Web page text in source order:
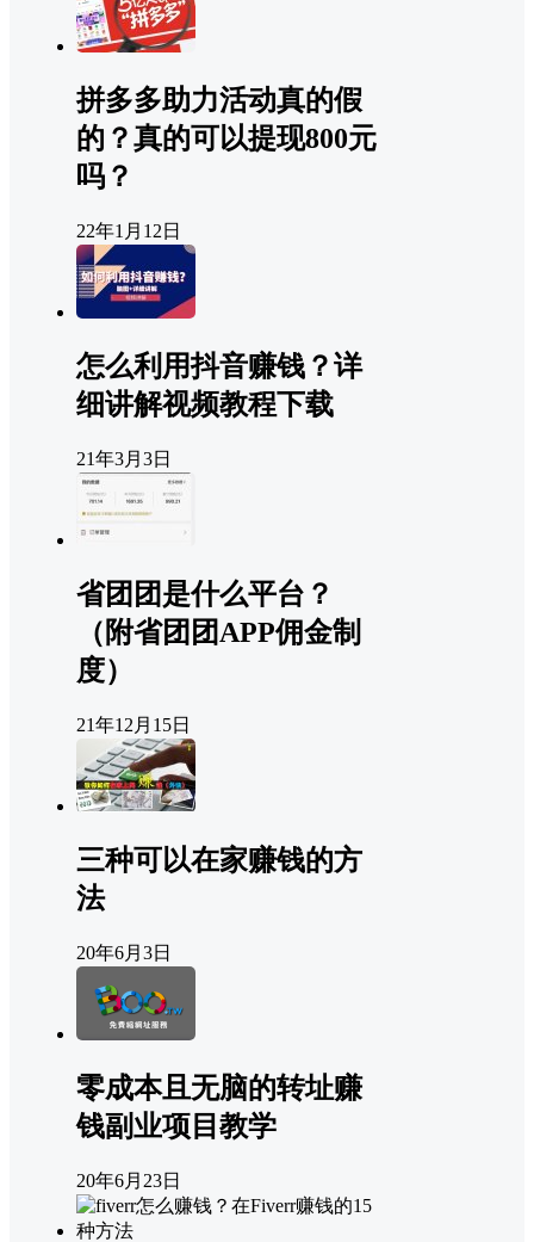
拼多多助力活动真的假
的？真的可以提现800元
吗？
22年1月12日
怎么利用抖音赚钱？详
细讲解视频教程下载
21年3月3日
省团团是什么平台？
（附省团团APP佣金制
度）
21年12月15日
三种可以在家赚钱的方
法
20年6月3日
零成本且无脑的转址赚
钱副业项目教学
20年6月23日